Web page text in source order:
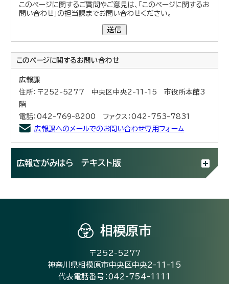
このページに関するご質問やご意見は、「このページに関するお
問い合わせ」の担当課までお問い合わせください。
送信
このページに関するお問い合わせ
広報課
住所：〒252-5277 中央区中央2-11-15 市役所本館3
階
電話：042-769-8200 ファクス：042-753-7831
広報課へのメールでのお問い合わせ専用フォーム
広報さがみはら テキスト版
相模原市
〒252-5277
神奈川県相模原市中央区中央2-11-15
代表電話番号：042-754-1111